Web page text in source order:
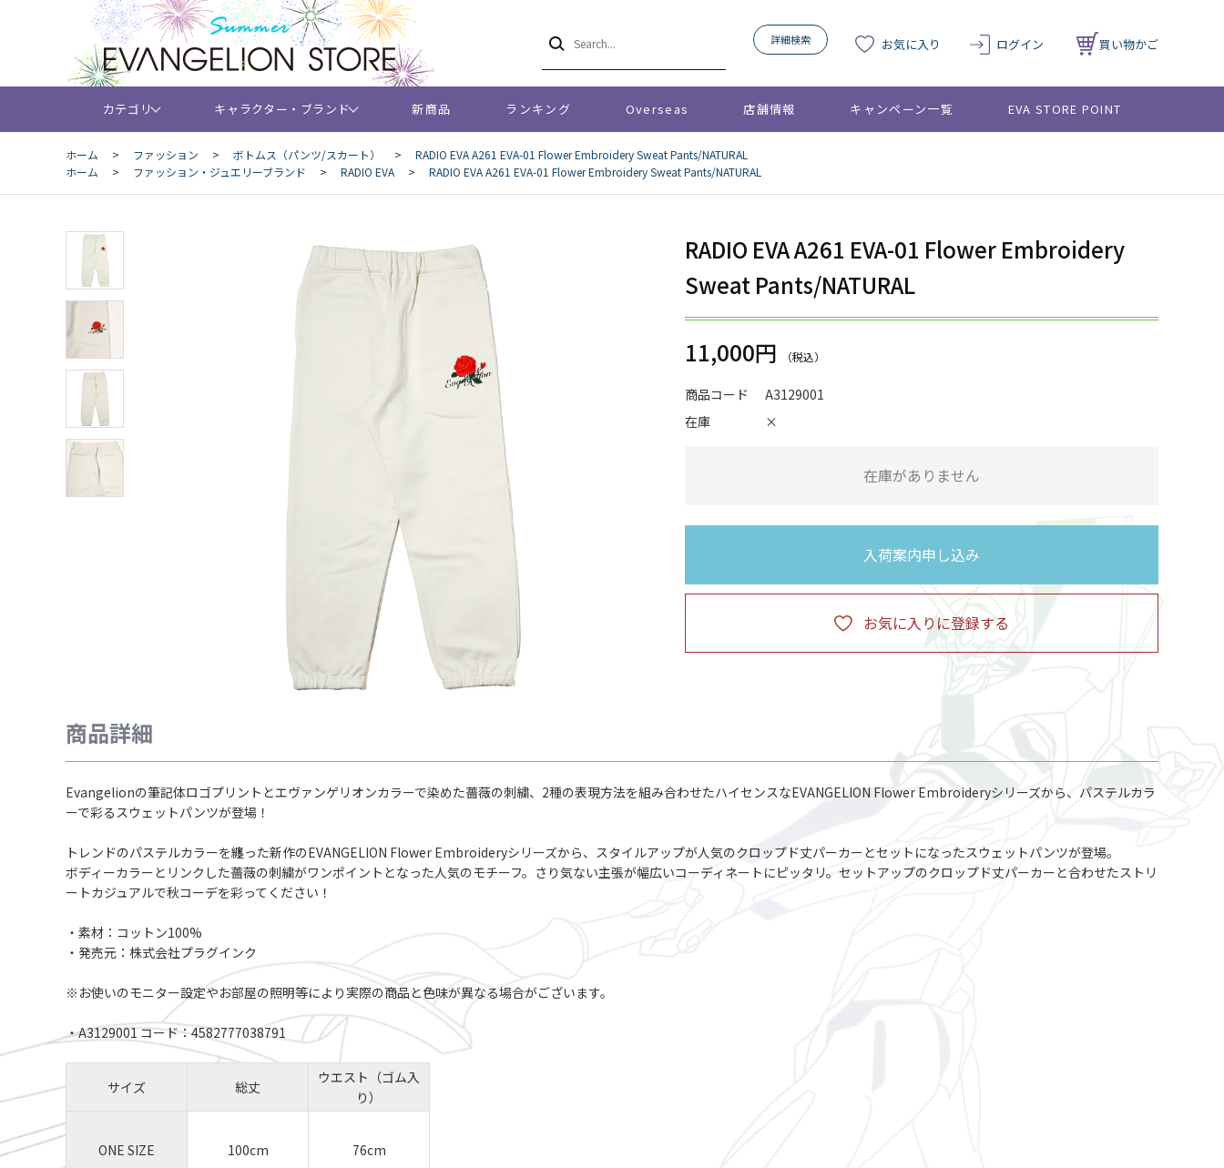
詳細検索 お気に入り ログイン 買い物かご
カテゴリ キャラクター・ブランド 新商品 ランキング Overseas 店舗情報 キャンペーン一覧 EVA STORE POINT
ホーム > ファッション > ボトムス（パンツ/スカート） >
RADIO EVA A261 EVA-01 Flower Embroidery Sweat Pants/NATURAL
ホーム
> ファッション・ジュエリーブランド > RADIO EVA > RADIO EVA A261 EVA-01 Flower Embroidery Sweat Pants/NATURAL
RADIO EVA A261 EVA-01 Flower Embroidery
Sweat Pants/NATURAL
11,000円
商品コード
A3129001
在庫
×
在庫がありません
入荷案内申し込み
お気に入りに登録する
商品詳細
Evangelionの筆記体ロゴプリントとエヴァンゲリオンカラーで染めた薔薇の刺繍、2種の表現方法を組み合わせたハイセンスなEVANGELION Flower Embroideryシリーズから、パステルカラ
ーで彩るスウェットパンツが登場！
トレンドのパステルカラーを纏った新作のEVANGELION Flower Embroideryシリーズから、スタイルアップが人気のクロップド丈パーカーとセットになったスウェットパンツが登場。
ボディーカラーとリンクした薔薇の刺繍がワンポイントとなった人気のモチーフ。さり気ない主張が幅広いコーディネートにピッタリ。セットアップのクロップド丈パーカーと合わせたストリ
ートカジュアルで秋コーデを彩ってください！
・素材：コットン100%
・発売元：株式会社プラグインク
※お使いのモニター設定やお部屋の照明等により実際の商品と色味が異なる場合がございます。
・A3129001 コード：4582777038791
サイズ 総丈
ウエスト（ゴム入
り）
ONE SIZE 100cm 76cm